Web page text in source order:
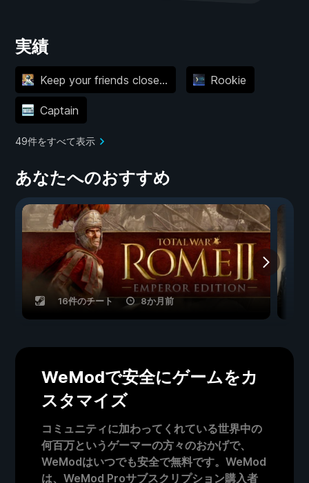
実績
Keep your friends close... Rookie
Captain
49件をすべて表示
あなたへのおすすめ
16件のチート 8か月前
WeModで安全にゲームをカ
スタマイズ
コミュニティに加わってくれている世界中の
何百万というゲーマーの方々のおかげで、
WeModはいつでも安全で無料です。WeMod
は、WeMod Proサブスクリプション購入者